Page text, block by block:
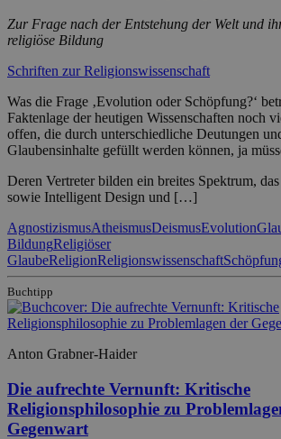
Zur Frage nach der Entstehung der Welt und
religiöse Bildung
Schriften zur Religionswissenschaft
Was die Frage ‚Evolution oder Schöpfung?‘
Faktenlage der heutigen Wissenschaften noch
offen, die durch unterschiedliche Deutungen
Glaubensinhalte gefüllt werden können, ja
Deren Vertreter bilden ein breites Spektrum,
sowie Intelligent Design und […]
AgnostizismusAtheismusDeismusEvolution
BildungReligiöser
GlaubeReligionReligionswissenschaft
Buchtipp
Anton Grabner-Haider
Die aufrechte Vernunft: Kritische
Religionsphilosophie zu
Gegenwart